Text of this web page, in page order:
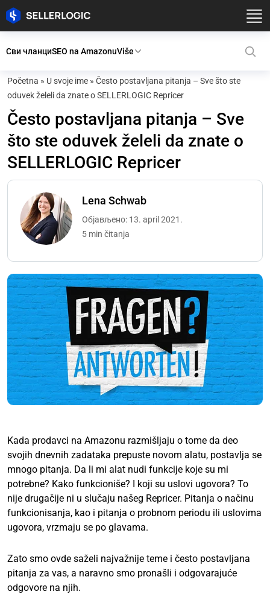
Сви чланциSEO na AmazonuViše
Početna » U svoje ime » Često postavljana pitanja – Sve što ste
oduvek želeli da znate o SELLERLOGIC Repricer
Često postavljana pitanja – Sve
što ste oduvek želeli da znate o
SELLERLOGIC Repricer
Lena Schwab
Објављено: 13. april 2021.
5 min čitanja
Kada prodavci na Amazonu razmišljaju o tome da deo
svojih dnevnih zadataka prepuste novom alatu, postavlja se
mnogo pitanja. Da li mi alat nudi funkcije koje su mi
potrebne? Kako funkcioniše? I koji su uslovi ugovora? To
nije drugačije ni u slučaju našeg Repricer. Pitanja o načinu
funkcionisanja, kao i pitanja o probnom periodu ili uslovima
ugovora, vrzmaju se po glavama.
Zato smo ovde saželi najvažnije teme i često postavljana
pitanja za vas, a naravno smo pronašli i odgovarajuće
odgovore na njih.